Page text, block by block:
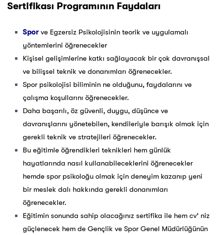
Sertifikası Programının Faydaları
Spor ve Egzersiz Psikolojisinin teorik ve uygulamalı
yöntemlerini öğrenecekler
Kişisel gelişimlerine katkı sağlayacak bir çok davranışsal
ve bilişsel teknik ve donanımları öğrenecekler.
Spor psikolojisi biliminin ne olduğunu, faydalarını ve
çalışma koşullarını öğrenecekler.
Daha başarılı, öz güvenli, duygu, düşünce ve
davranışlarını yönetebilen, kendileriyle barışık olmak için
gerekli teknik ve stratejileri öğrenecekler.
Bu eğitimle öğrendikleri teknikleri hem günlük
hayatlarında nasıl kullanabileceklerini öğrenecekler
hemde spor psikoloğu olmak için deneyim kazanıp yeni
bir meslek dalı hakkında gerekli donanımları
öğrenecekler.
Eğitimin sonunda sahip olacağınız sertifika ile hem cv’ niz
güçlenecek hem de Gençlik ve Spor Genel Müdürlüğünün